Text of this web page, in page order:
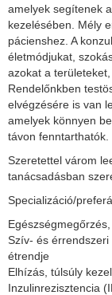
amelyek segítenek
kezelésében. Mély
pácienshez. A
életmódjukat,
azokat a
Rendelőnkben
elvégzésére is van
amelyek könnyen
távon fenntarthatók.
Szeretettel várom
tanácsadásban
Specializáció/
Szív- és
étrendje
Elhízás, túlsúly
Inzulinrezisztencia